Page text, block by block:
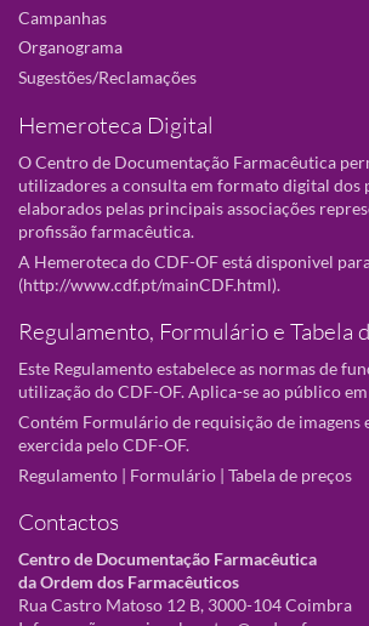
Campanhas
Organograma
Sugestões/Reclamações
Hemeroteca Digital
O Centro de Documentação Farmacêutica
utilizadores a consulta em formato digital dos
elaborados pelas principais associações
profissão farmacêutica.
A Hemeroteca do CDF-OF está disponivel
(http://www.cdf.pt/mainCDF.html).
Regulamento, Formulário e Tabela
Este Regulamento estabelece as normas de
utilização do CDF-OF. Aplica-se ao público
Contém Formulário de requisição de imagens
exercida pelo CDF-OF.
Regulamento | Formulário | Tabela de preços
Contactos
Centro de Documentação Farmacêutica
da Ordem dos Farmacêuticos
Rua Castro Matoso 12 B, 3000-104 Coimbra